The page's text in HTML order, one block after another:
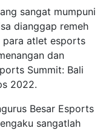
sangat mumpuni
dianggap remeh
para atlet esports
dan
Summit: Bali
2022.
Besar Esports
sangatlah